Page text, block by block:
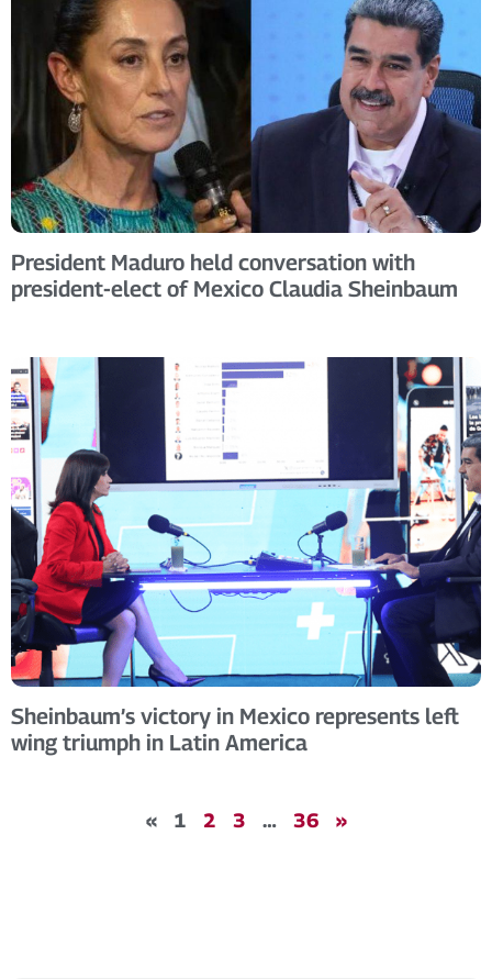
President Maduro held conversation with
president-elect of Mexico Claudia Sheinbaum
Sheinbaum’s victory in Mexico represents left
wing triumph in Latin America
« 1 2 3 … 36 »